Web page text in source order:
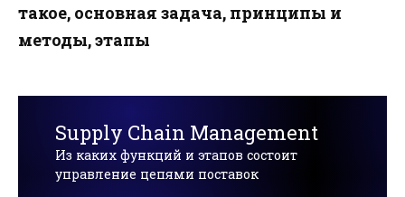
такое, основная задача, принципы и
методы, этапы
Supply Chain Management
Из каких функций и этапов состоит
управление цепями поставок